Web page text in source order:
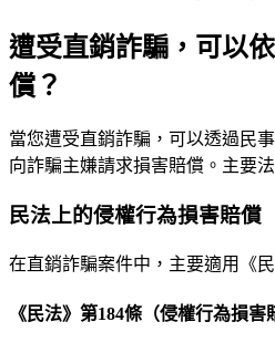
遭受直銷詐騙，可以
償？
當您遭受直銷詐騙，可以透過民
向詐騙主嫌請求損害賠償。主要
民法上的侵權行為損害賠償
在直銷詐騙案件中，主要適用《
《民法》第184條（侵權行為損害